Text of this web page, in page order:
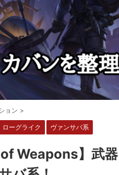
ョン >
ローグライク ヴァンサバ系
of Weapons】武